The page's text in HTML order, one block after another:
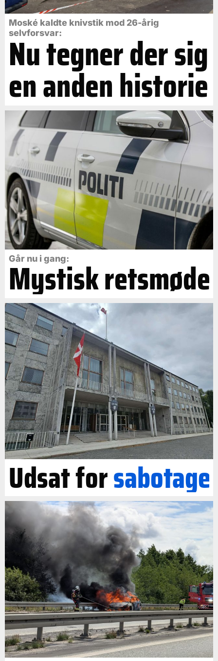
Moské kaldte knivstik mod 26-årig
selvforsvar:
Nu tegner der sig
en anden historie
Går nu i gang:
Mystisk retsmøde
Udsat forsabotage